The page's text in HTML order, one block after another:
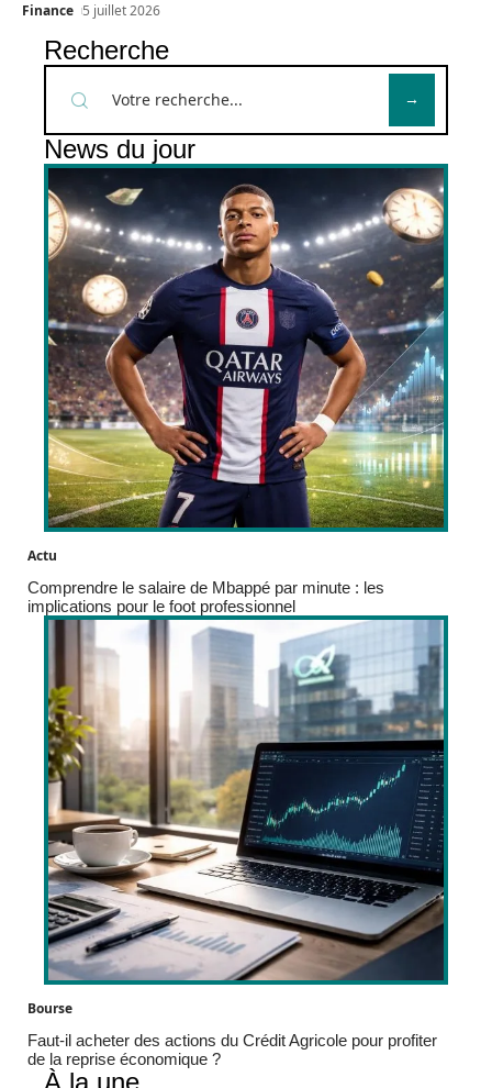
Finance 5 juillet 2026
Recherche
News du jour
Actu
Comprendre le salaire de Mbappé par minute : les
implications pour le foot professionnel
Bourse
Faut-il acheter des actions du Crédit Agricole pour profiter
de la reprise économique ?
À la une